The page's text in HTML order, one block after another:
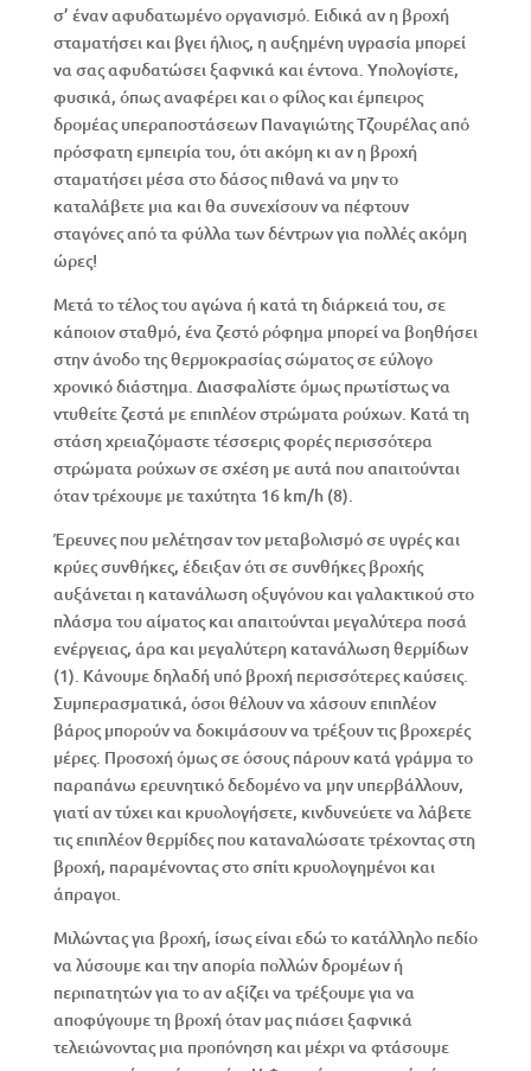
σ’ έναν αφυδατωμένο οργανισμό. Ειδικά αν η βροχή
σταματήσει και βγει ήλιος, η αυξημένη υγρασία μπορεί
να σας αφυδατώσει ξαφνικά και έντονα. Υπολογίστε,
φυσικά, όπως αναφέρει και ο φίλος και έμπειρος
δρομέας υπεραποστάσεων Παναγιώτης Τζουρέλας από
πρόσφατη εμπειρία του, ότι ακόμη κι αν η βροχή
σταματήσει μέσα στο δάσος πιθανά να μην το
καταλάβετε μια και θα συνεχίσουν να πέφτουν
σταγόνες από τα φύλλα των δέντρων για πολλές ακόμη
ώρες!
Μετά το τέλος του αγώνα ή κατά τη διάρκειά του, σε
κάποιον σταθμό, ένα ζεστό ρόφημα μπορεί να βοηθήσει
στην άνοδο της θερμοκρασίας σώματος σε εύλογο
χρονικό διάστημα. Διασφαλίστε όμως πρωτίστως να
ντυθείτε ζεστά με επιπλέον στρώματα ρούχων. Κατά τη
στάση χρειαζόμαστε τέσσερις φορές περισσότερα
στρώματα ρούχων σε σχέση με αυτά που απαιτούνται
όταν τρέχουμε με ταχύτητα 16 km/h (8).
Έρευνες που μελέτησαν τον μεταβολισμό σε υγρές και
κρύες συνθήκες, έδειξαν ότι σε συνθήκες βροχής
αυξάνεται η κατανάλωση οξυγόνου και γαλακτικού στο
πλάσμα του αίματος και απαιτούνται μεγαλύτερα ποσά
ενέργειας, άρα και μεγαλύτερη κατανάλωση θερμίδων
(1). Κάνουμε δηλαδή υπό βροχή περισσότερες καύσεις.
Συμπερασματικά, όσοι θέλουν να χάσουν επιπλέον
βάρος μπορούν να δοκιμάσουν να τρέξουν τις βροχερές
μέρες. Προσοχή όμως σε όσους πάρουν κατά γράμμα το
παραπάνω ερευνητικό δεδομένο να μην υπερβάλλουν,
γιατί αν τύχει και κρυολογήσετε, κινδυνεύετε να λάβετε
τις επιπλέον θερμίδες που καταναλώσατε τρέχοντας στη
βροχή, παραμένοντας στο σπίτι κρυολογημένοι και
άπραγοι.
Μιλώντας για βροχή, ίσως είναι εδώ το κατάλληλο πεδίο
να λύσουμε και την απορία πολλών δρομέων ή
περιπατητών για το αν αξίζει να τρέξουμε για να
αποφύγουμε τη βροχή όταν μας πιάσει ξαφνικά
τελειώνοντας μια προπόνηση και μέχρι να φτάσουμε